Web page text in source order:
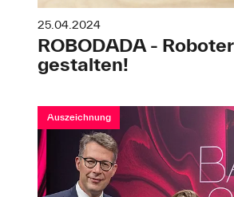
25.04.2024
ROBODADA - Roboter
gestalten!
Auszeichnung